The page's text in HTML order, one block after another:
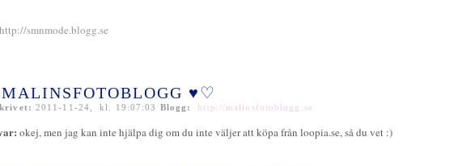
http://smnmode.blogg.se
♥♡
2011-11-24, kl. 19:07:03 Blogg: http://malinsfotoblogg.se
okej, men jag kan inte hjälpa dig om du inte väljer att köpa från loopia.se, så du vet :)